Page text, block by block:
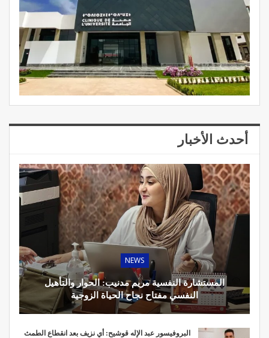
أحدث الأخبار
NEWS
المستشارة النفسية مريم مدنيب: الحوار والتأهيل
النفسي مفتاح نجاح الحياة الزوجية
البروفيسور عبد الإله قوشيح: أي نزيف بعد انقطاع الطمث